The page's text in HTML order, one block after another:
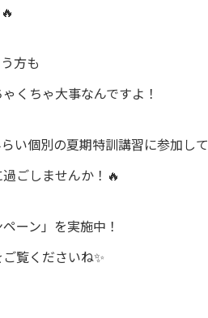
🔥
方も
くちゃ大事なんですよ！
い個別の夏期特訓講習に参加して
ごしませんか！🔥
ーン」を実施中！
覧くださいね✨